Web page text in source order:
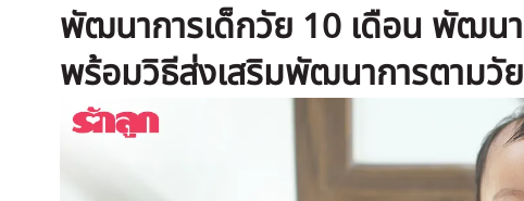
พัฒนาการเด็กวัย 10 เดือน พัฒน
พร้อมวิธีส่งเสริมพัฒนาการตามวัย